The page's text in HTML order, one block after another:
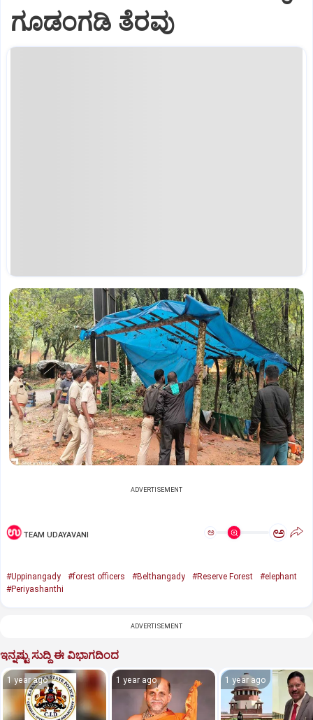
ಗೂಡಂಗಡಿ ತೆರವು
ADVERTISEMENT
TEAM UDAYAVANI ಅ ಅ
#Uppinangady #forest officers #Belthangady #Reserve Forest
#elephant
#Periyashanthi
ADVERTISEMENT
ಇನ್ನಷ್ಟು ಸುದ್ದಿ ಈ ವಿಭಾಗದಿಂದ
1 year ago 1 year ago 1 year ago